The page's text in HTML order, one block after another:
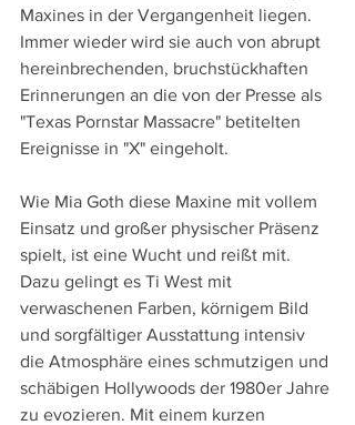
Maxines in der Vergangenheit liegen.
Immer wieder wird sie auch von abrupt
hereinbrechenden, bruchstückhaften
Erinnerungen an die von der Presse als
"Texas Pornstar Massacre" betitelten
Ereignisse in "X" eingeholt.
Wie Mia Goth diese Maxine mit vollem
Einsatz und großer physischer Präsenz
spielt, ist eine Wucht und reißt mit.
Dazu gelingt es Ti West mit
verwaschenen Farben, körnigem Bild
und sorgfältiger Ausstattung intensiv
die Atmosphäre eines schmutzigen und
schäbigen Hollywoods der 1980er Jahre
zu evozieren. Mit einem kurzen